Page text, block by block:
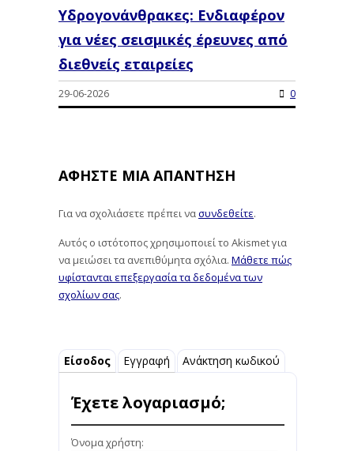
Υδρογονάνθρακες: Ενδιαφέρον
για νέες σεισμικές έρευνες από
διεθνείς εταιρείες
29-06-2026 0
ΑΦΉΣΤΕ ΜΙΑ ΑΠΆΝΤΗΣΗ
Για να σχολιάσετε πρέπει νασυνδεθείτε.
Αυτός ο ιστότοπος χρησιμοποιεί το Akismet για
να μειώσει τα ανεπιθύμητα σχόλια. Μάθετε πώς
υφίστανται επεξεργασία τα δεδομένα των
σχολίων σας.
Είσοδος Εγγραφή Ανάκτηση κωδικού
Έχετε λογαριασμό;
Όνομα χρήστη: